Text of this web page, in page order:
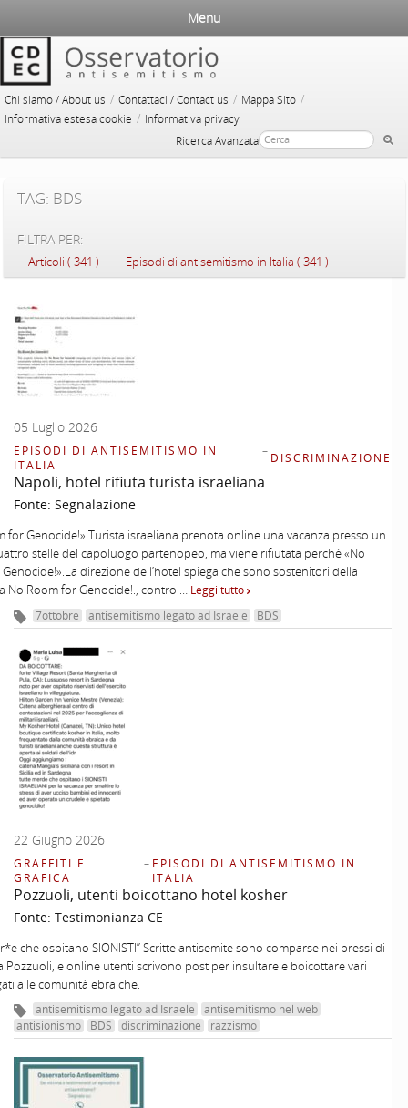
Chi siamo / About us / Contattaci / Contact us / Mappa Sito /
Informativa estesa cookie / Informativa privacy
Ricerca Avanzata
Menu
TAG: BDS
FILTRA PER:
Articoli ( 341 ) Episodi di antisemitismo in Italia ( 341 )
05 Luglio 2026
EPISODI DI ANTISEMITISMO IN
ITALIA
– DISCRIMINAZIONE
Napoli, hotel rifiuta turista israeliana
Fonte: Segnalazione
for Genocide!» Turista israeliana prenota online una vacanza presso un
stelle del capoluogo partenopeo, ma viene rifiutata perché «No
direzione dell’hotel spiega che sono sostenitori della
No Room for Genocide!., contro … Leggi tutto
7ottobre antisemitismo legato ad Israele BDS
22 Giugno 2026
GRAFFITI E
GRAFICA
– EPISODI DI ANTISEMITISMO IN
ITALIA
Pozzuoli, utenti boicottano hotel kosher
Fonte: Testimonianza CE
che ospitano SIONISTI” Scritte antisemite sono comparse nei pressi di
Pozzuoli, e online utenti scrivono post per insultare e boicottare vari
alle comunità ebraiche.
antisemitismo legato ad Israele
antisemitismo nel web
antisionismo
BDS discriminazione razzismo